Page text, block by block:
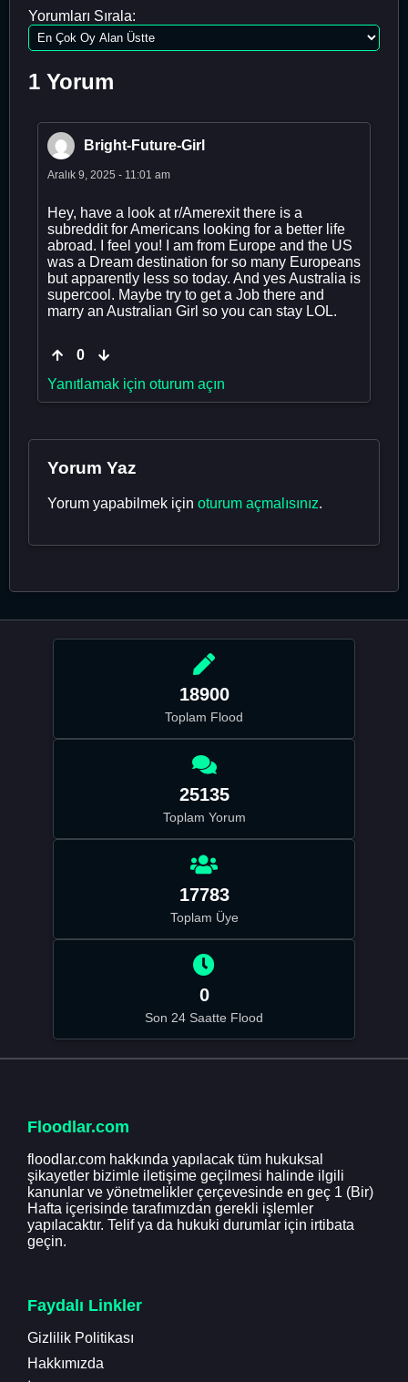
Yorumları Sırala:
1 Yorum
Bright-Future-Girl
Aralık 9, 2025 - 11:01 am
Hey, have a look at r/Amerexit there is a
subreddit for Americans looking for a better life
abroad. I feel you! I am from Europe and the US
was a Dream destination for so many Europeans
but apparently less so today. And yes Australia is
supercool. Maybe try to get a Job there and
marry an Australian Girl so you can stay LOL.
0
Yanıtlamak için oturum açın
Yorum Yaz
Yorum yapabilmek için oturum açmalısınız.
18900
Toplam Flood
25135
Toplam Yorum
17783
Toplam Üye
0
Son 24 Saatte Flood
Floodlar.com
floodlar.com hakkında yapılacak tüm hukuksal
şikayetler bizimle iletişime geçilmesi halinde ilgili
kanunlar ve yönetmelikler çerçevesinde en geç 1 (Bir)
Hafta içerisinde tarafımızdan gerekli işlemler
yapılacaktır. Telif ya da hukuki durumlar için irtibata
geçin.
Faydalı Linkler
Gizlilik Politikası
Hakkımızda